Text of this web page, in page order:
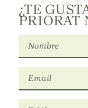
¿TE
PRIORAT